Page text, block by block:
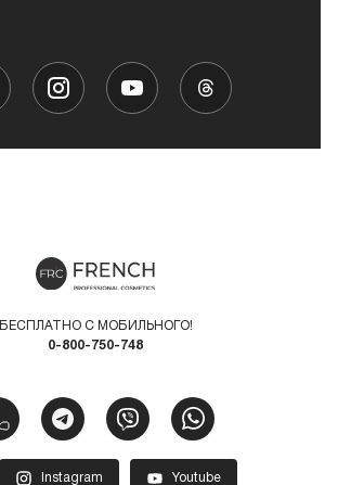
БЕСПЛАТНО С МОБИЛЬНОГО!
0-800-750-748
Instagram Youtube